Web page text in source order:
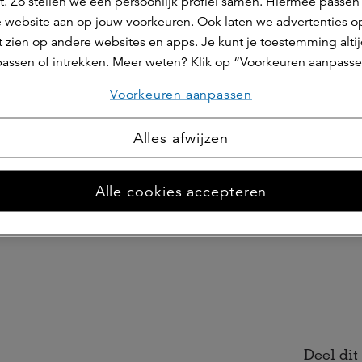
hergebruikt, is er hout toegepast op
volledig in hout uitgevoerd.
is een plek voor ontmoeting, bewegen, tuinieren
in de gezamenlijke binnentuin zijn
Zo wordt er ook gebruik gemaakt van een refurbished
in een buffer onder de binnentuin en kan
is uitgevoerd door BAM Wonen.
Deel
website aan op jouw voorkeuren. Ook laten we advertenties
zien op andere websites en apps. Je kunt je toestemming
of intrekken. Meer weten? Klik op “Voorkeuren
Voorkeuren aanpassen
Alles afwijzen
Alle cookies accepteren